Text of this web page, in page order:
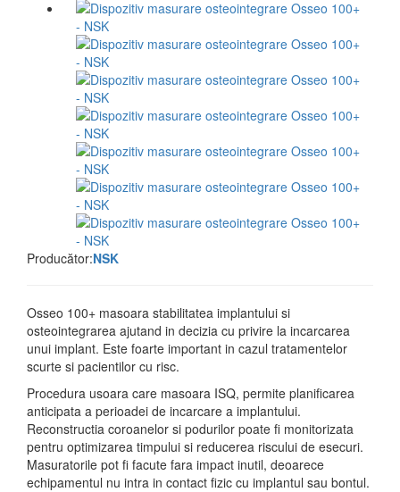
Producător:NSK
Osseo 100+ masoara stabilitatea implantului si
osteointegrarea ajutand in decizia cu privire la incarcarea
unui implant. Este foarte important in cazul tratamentelor
scurte si pacientilor cu risc.
Procedura usoara care masoara ISQ, permite planificarea
anticipata a perioadei de incarcare a implantului.
Reconstructia coroanelor si podurilor poate fi monitorizata
pentru optimizarea timpului si reducerea riscului de esecuri.
Masuratorile pot fi facute fara impact inutil, deoarece
echipamentul nu intra in contact fizic cu implantul sau bontul.